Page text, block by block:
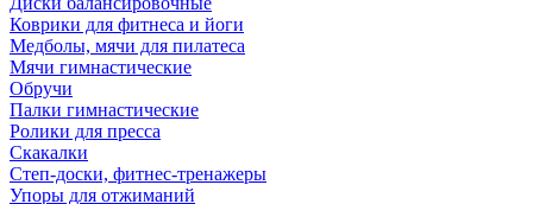
Коврики для фитнеса и йоги
Медболы, мячи для пилатеса
Мячи гимнастические
Обручи
Палки гимнастические
Ролики для пресса
Скакалки
Степ-доски, фитнес-тренажеры
Упоры для отжиманий